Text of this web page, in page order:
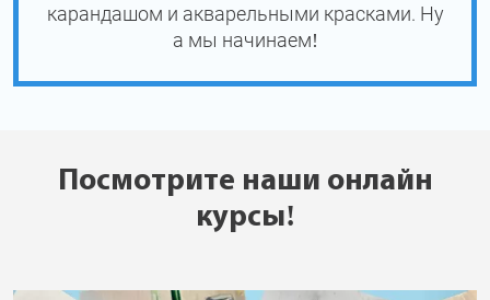
карандашом и акварельными красками. Ну
а мы начинаем!
Посмотрите наши онлайн
курсы!